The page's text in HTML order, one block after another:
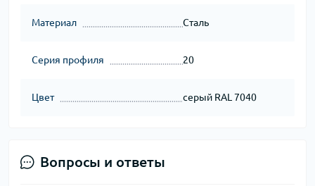
Материал Сталь
Серия профиля 20
Цвет серый RAL 7040
Вопросы и ответы